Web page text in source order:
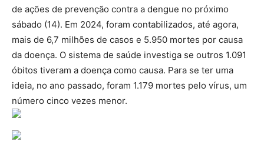
de ações de prevenção contra a dengue no próximo
sábado (14). Em 2024, foram contabilizados, até agora,
mais de 6,7 milhões de casos e 5.950 mortes por causa
da doença. O sistema de saúde investiga se outros 1.091
óbitos tiveram a doença como causa. Para se ter uma
ideia, no ano passado, foram 1.179 mortes pelo vírus, um
número cinco vezes menor.